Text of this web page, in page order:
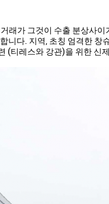
래가 그것이 수출 분상사
니다. 지역, 초칭 엄격한
(티레스와 강관)을 위한 신